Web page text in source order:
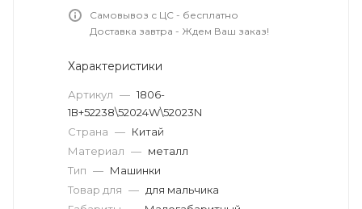
Самовывоз с ЦС - бесплатно
Доставка завтра - Ждем Ваш заказ!
Характеристики
Артикул — 1806-
1В+52238\52024W\52023N
Страна — Китай
Материал — металл
Тип — Машинки
Товар для — для мальчика